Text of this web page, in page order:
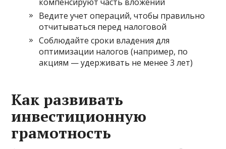
Ведите учет операций, чтобы правильно
отчитываться перед налоговой
Соблюдайте сроки владения для
оптимизации налогов (например, по
акциям — удерживать не менее 3 лет)
Как развивать
инвестиционную
грамотность